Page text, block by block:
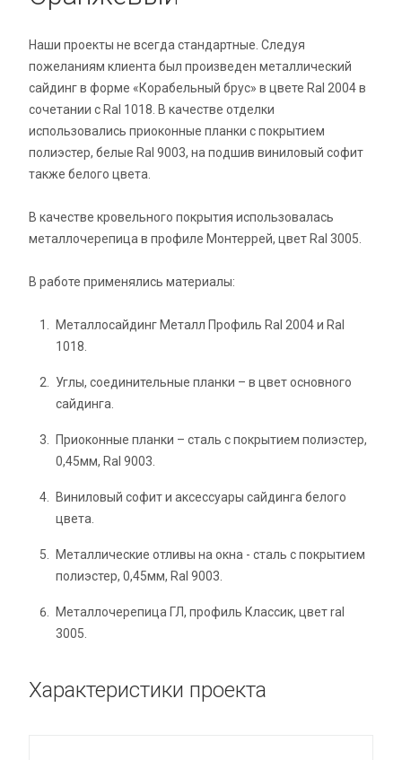
Наши проекты не всегда стандартные. Следуя
пожеланиям клиента был произведен металлический
сайдинг в форме «Корабельный брус» в цвете Ral 2004 в
сочетании с Ral 1018. В качестве отделки
использовались приоконные планки с покрытием
полиэстер, белые Ral 9003, на подшив виниловый софит
также белого цвета.
В качестве кровельного покрытия использовалась
металлочерепица в профиле Монтеррей, цвет Ral 3005.
В работе применялись материалы:
Металлосайдинг Металл Профиль Ral 2004 и Ral
1018.
Углы, соединительные планки – в цвет основного
сайдинга.
Приоконные планки – сталь с покрытием полиэстер,
0,45мм, Ral 9003.
Виниловый софит и аксессуары сайдинга белого
цвета.
Металлические отливы на окна - сталь с покрытием
полиэстер, 0,45мм, Ral 9003.
Металлочерепица ГЛ, профиль Классик, цвет ral
3005.
Характеристики проекта